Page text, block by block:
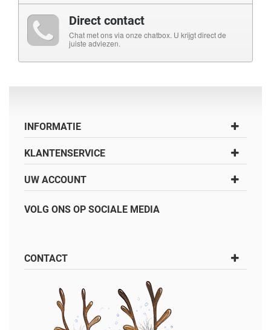
Direct contact
Chat met ons via onze chatbox. U krijgt direct de
juiste adviezen.
INFORMATIE
KLANTENSERVICE
UW ACCOUNT
VOLG ONS OP SOCIALE MEDIA
CONTACT